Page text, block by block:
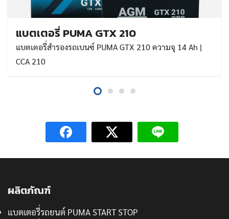
แบตเตอรี่ PUMA GTX 210
แบตเตอรี่สำรองรถเบนซ์ PUMA GTX 210 ความจุ 14 Ah |
CCA 210
ผลิตภัณฑ์
แบตเตอรี่รถยนต์ PUMA START STOP